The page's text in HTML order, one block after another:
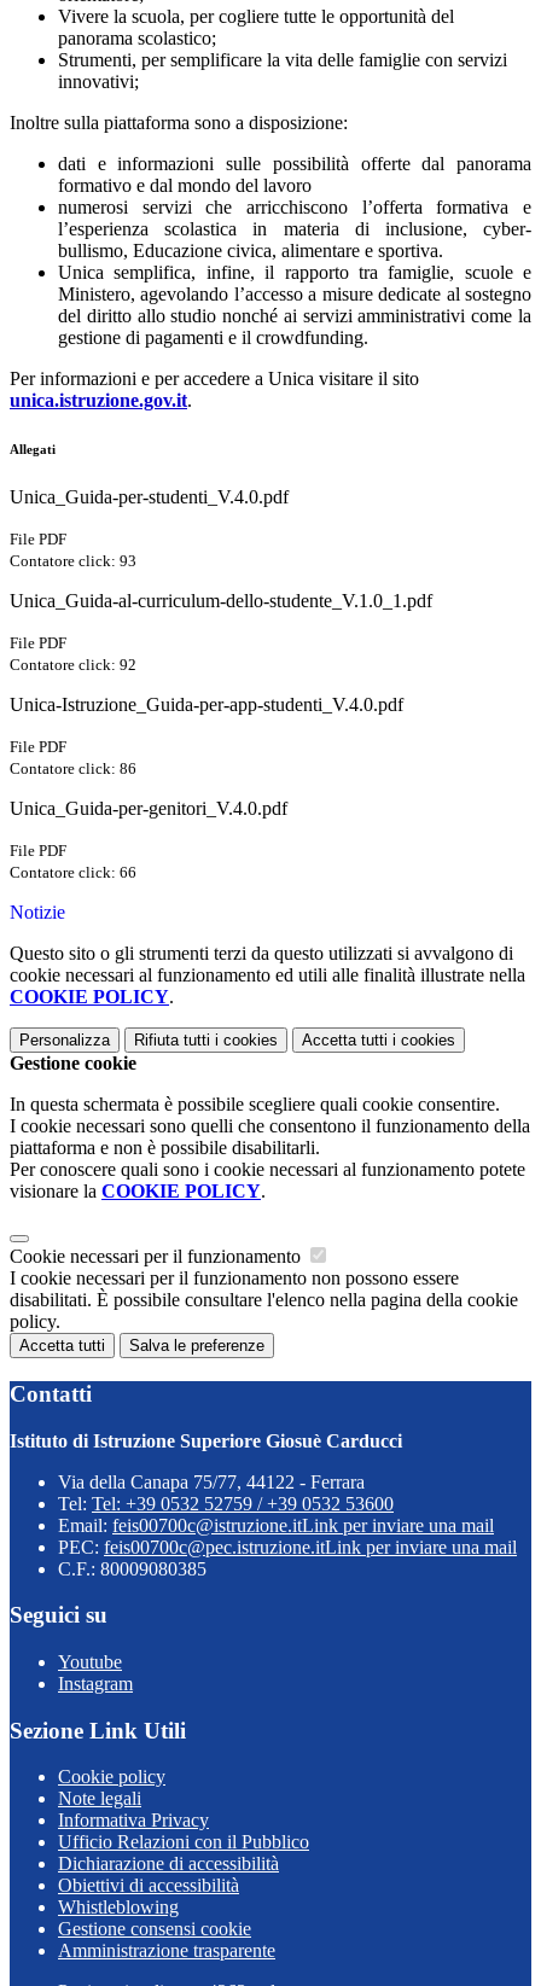
Vivere la scuola, per cogliere tutte le opportunità del
panorama scolastico;
Strumenti, per semplificare la vita delle famiglie con servizi
innovativi;
Inoltre sulla piattaforma sono a disposizione:
dati e informazioni sulle possibilità offerte dal panorama
formativo e dal mondo del lavoro
numerosi servizi che arricchiscono l’offerta formativa e
l’esperienza scolastica in materia di inclusione, cyber-
bullismo, Educazione civica, alimentare e sportiva.
Unica semplifica, infine, il rapporto tra famiglie, scuole e
Ministero, agevolando l’accesso a misure dedicate al sostegno
del diritto allo studio nonché ai servizi amministrativi come la
gestione di pagamenti e il crowdfunding.
Per informazioni e per accedere a Unica visitare il sito
unica.istruzione.gov.it.
Allegati
Unica_Guida-per-studenti_V.4.0.pdf
File PDF
Contatore click: 93
Unica_Guida-al-curriculum-dello-studente_V.1.0_1.pdf
File PDF
Contatore click: 92
Unica-Istruzione_Guida-per-app-studenti_V.4.0.pdf
File PDF
Contatore click: 86
Unica_Guida-per-genitori_V.4.0.pdf
File PDF
Contatore click: 66
Notizie
Questo sito o gli strumenti terzi da questo utilizzati si avvalgono di
cookie necessari al funzionamento ed utili alle finalità illustrate nella
COOKIE POLICY.
Personalizza Rifiuta tutti i cookies Accetta tutti i cookies
Gestione cookie
In questa schermata è possibile scegliere quali cookie consentire.
I cookie necessari sono quelli che consentono il funzionamento della
piattaforma e non è possibile disabilitarli.
Per conoscere quali sono i cookie necessari al funzionamento potete
visionare la COOKIE POLICY.
Cookie necessari per il funzionamento
I cookie necessari per il funzionamento non possono essere
disabilitati. È possibile consultare l'elenco nella pagina della cookie
policy.
Accetta tutti Salva le preferenze
Contatti
Istituto di Istruzione Superiore Giosuè Carducci
Via della Canapa 75/77, 44122 - Ferrara
Tel: Tel: +39 0532 52759 / +39 0532 53600
Email: feis00700c@istruzione.itLink per inviare una mail
PEC: feis00700c@pec.istruzione.itLink per inviare una mail
C.F.: 80009080385
Seguici su
Youtube
Instagram
Sezione Link Utili
Cookie policy
Note legali
Informativa Privacy
Ufficio Relazioni con il Pubblico
Dichiarazione di accessibilità
Obiettivi di accessibilità
Whistleblowing
Gestione consensi cookie
Amministrazione trasparente